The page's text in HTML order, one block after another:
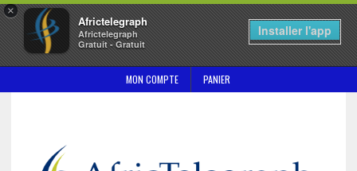
×
Africtelegraph
Africtelegraph
Gratuit - Gratuit
Installer l'app
MON COMPTE PANIER